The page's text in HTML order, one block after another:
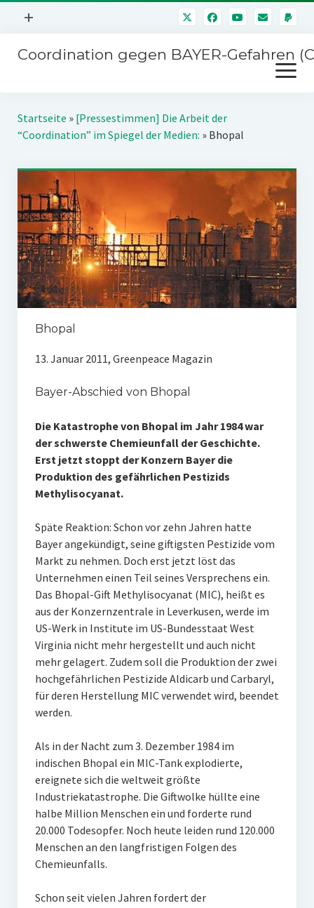
Menü
+
Mitmachen
Über uns
Impressum
Störfälle
Coordination gegen BAYER-Gefahren
Menü
öffnen
Kampagnen
Stichwort BAYER
Jahrestagung
SPENDEN
Startseite » [Pressestimmen] Die Arbeit der
“Coordination” im Spiegel der Medien: » Bhopal
Bhopal
13. Januar 2011, Greenpeace Magazin
Bayer-Abschied von Bhopal
Die Katastrophe von Bhopal im Jahr 1984 war
der schwerste Chemieunfall der Geschichte.
Erst jetzt stoppt der Konzern Bayer die
Produktion des gefährlichen Pestizids
Methylisocyanat.
Späte Reaktion: Schon vor zehn Jahren hatte
Bayer angekündigt, seine giftigsten Pestizide vom
Markt zu nehmen. Doch erst jetzt löst das
Unternehmen einen Teil seines Versprechens ein.
Das Bhopal-Gift Methylisocyanat (MIC), heißt es
aus der Konzernzentrale in Leverkusen, werde im
US-Werk in Institute im US-Bundesstaat West
Virginia nicht mehr hergestellt und auch nicht
mehr gelagert. Zudem soll die Produktion der zwei
hochgefährlichen Pestizide Aldicarb und Carbaryl,
für deren Herstellung MIC verwendet wird, beendet
werden.
Als in der Nacht zum 3. Dezember 1984 im
indischen Bhopal ein MIC-Tank explodierte,
ereignete sich die weltweit größte
Industriekatastrophe. Die Giftwolke hüllte eine
halbe Million Menschen ein und forderte rund
20.000 Todesopfer. Noch heute leiden rund 120.000
Menschen an den langfristigen Folgen des
Chemieunfalls.
Schon seit vielen Jahren fordert der